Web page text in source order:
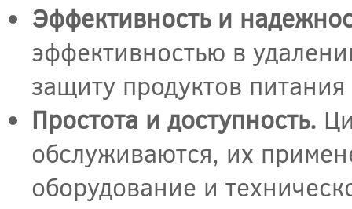
Эффективность и
эффективностью в
защиту продуктов
Простота и доступность.
обслуживаются, их
оборудование и